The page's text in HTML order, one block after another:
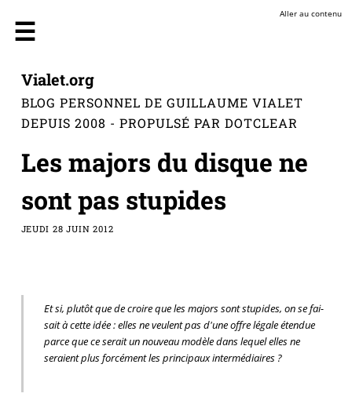
Aller au contenu
Vialet.org
BLOG PERSONNEL DE GUILLAUME VIALET
DEPUIS 2008 - PROPULSÉ PAR DOTCLEAR
Les majors du disque ne
sont pas stupides
JEUDI 28 JUIN 2012
Et si, plu­tôt que de croire que les majors sont stu­pides, on se fai­
sait à cette idée : elles ne veulent pas d'une offre légale éten­due
parce que ce serait un nou­veau modèle dans lequel elles ne
seraient plus for­cé­ment les prin­ci­paux intermédiaires ?